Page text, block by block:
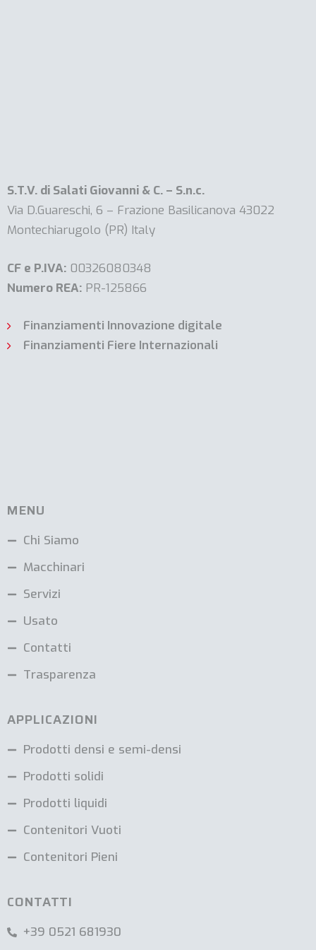
S.T.V. di Salati Giovanni & C. – S.n.c.
Via D.Guareschi, 6 – Frazione Basilicanova 43022
Montechiarugolo (PR) Italy
CF e P.IVA: 00326080348
Numero REA: PR-125866
Finanziamenti Innovazione digitale
Finanziamenti Fiere Internazionali
MENU
Chi Siamo
Macchinari
Servizi
Usato
Contatti
Trasparenza
APPLICAZIONI
Prodotti densi e semi-densi
Prodotti solidi
Prodotti liquidi
Contenitori Vuoti
Contenitori Pieni
CONTATTI
+39 0521 681930